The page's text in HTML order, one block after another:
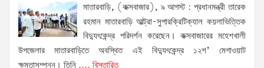
মাতারবাড়ি, (কক্সবাজার), ৯ আগস্ট : প্রধানমন্ত্রী তারেক
রহমান মাতারবাড়ি আল্ট্রা-সুপারক্রিটিক্যাল কয়লাভিত্তিক
বিদ্যুৎকেন্দ্র পরিদর্শন করেছেন। কক্সবাজারের মহেশখালী
উপজেলার মাতারবাড়িতে অবস্থিত এই বিদ্যুৎকেন্দ্র ১২শ’ মেগাওয়াট